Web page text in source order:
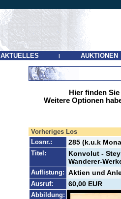
AKTUELLES | AUKTIONEN
Hier finden
Weitere Optionen
Vorheriges Los
Losnr.:
285 (k.u.k
Titel:
Konvolut -
Wanderer-
Auflistung: Aktien und
Ausruf: 60,00 EUR
Abbildung: